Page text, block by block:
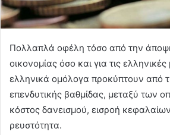
Πολλαπλά οφέλη τόσο από την
οικονομίας όσο και για τις
ελληνικά ομόλογα προκύπτουν από
επενδυτικής βαθμίδας, μεταξύ των
κόστος δανεισμού, εισροή
ρευστότητα.